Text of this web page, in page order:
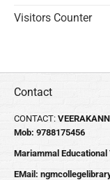
Visitors Counter
Contact
CONTACT:
Mob: 9788175456
Mariammal Educational
EMail: